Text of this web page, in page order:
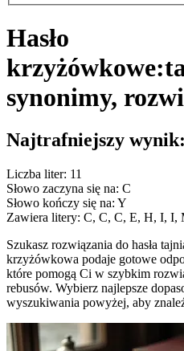
Hasło
krzyżówkowe:
synonimy,
Najtrafniejszy wynik:
Liczba liter: 11
Słowo zaczyna się na: C
Słowo kończy się na: Y
Zawiera litery: C, C, C, E, H, I, I,
Szukasz rozwiązania do hasła
krzyżówkowa podaje gotowe
które pomogą Ci w szybkim
rebusów. Wybierz najlepsze
wyszukiwania powyżej, aby